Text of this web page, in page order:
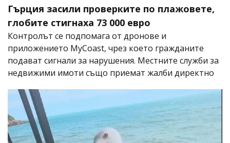
Гърция засили проверките по плажовете,
глобите стигнаха 73 000 евро
Контролът се подпомага от дронове и
приложението MyCoast, чрез което гражданите
подават сигнали за нарушения. Местните служби за
недвижими имоти също приемат жалби директно